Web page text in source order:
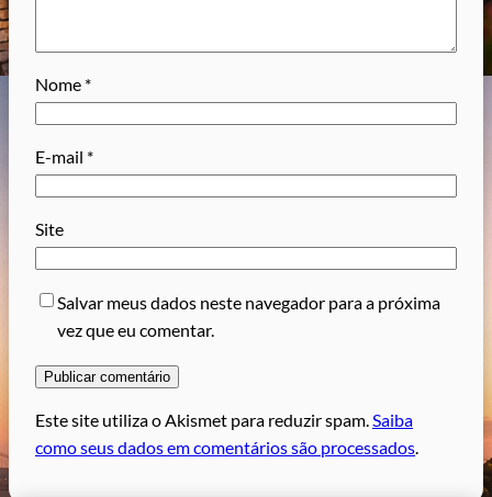
Nome *
E-mail *
Site
Salvar meus dados neste navegador para a próxima
vez que eu comentar.
Este site utiliza o Akismet para reduzir spam.Saiba
como seus dados em comentários são processados.